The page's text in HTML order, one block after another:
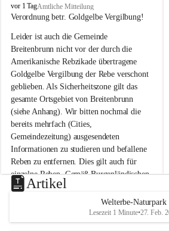
B
r
i
t
e
n
b
r
u
n
n
a
m
N
e
u
s
d
vor 1 TagAmtliche Mitteilung
Verordnung betr. Goldgelbe Vergilbung!
Leider ist auch die Gemeinde
Breitenbrunn nicht vor der durch die
Amerikanische Rebzikade übertragene
Goldgelbe Vergilbung der Rebe verschont
geblieben. Als Sicherheitszone gilt das
gesamte Ortsgebiet von Breitenbrunn
(siehe Anhang). Wir bitten nochmal die
bereits mehrfach (Cities,
Gemeindezeitung) ausgesendeten
Informationen zu studieren und befallene
Reben zu entfernen. Dies gilt auch für
einzelne Reben. Gemäß Burgenländischen
Weinbaugesetz sind nicht gepflegte oder
unzulässige Weingärten zu roden! Bitte
helfen wir zusammen um unsere Winzer
vor den prognostizierten Ernteausfällen
Artikel
Welterbe-Naturpark
Lesezeit 1 Minute•27. Feb.